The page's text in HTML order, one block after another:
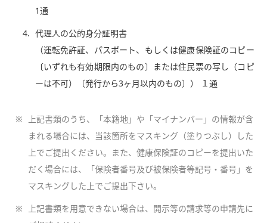
1通
4. 代理人の公的身分証明書
（運転免許証、パスポート、もしくは健康保険証のコピー
〔いずれも有効期限内のもの〕または住民票の写し（コピ
ーは不可）〔発行から3ヶ月以内のもの〕） １通
※
上記書類のうち、「本籍地」や「マイナンバー」の情報が含
まれる場合には、当該箇所をマスキング（塗りつぶし）した
上でご提出ください。また、健康保険証のコピーを提出いた
だく場合には、「保険者番号及び被保険者等記号・番号」を
マスキングした上でご提出下さい。
※
上記書類を用意できない場合は、開示等の請求等の申請先に